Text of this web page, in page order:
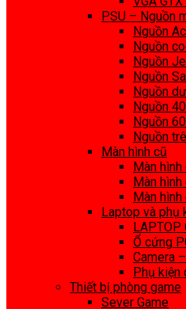
PSU – Nguồn
Nguồn
Nguồn
Nguồn
Nguồn
Nguồn
Nguồn
Nguồn
Nguồn
Màn hình cũ
Màn hình
Màn hình
Màn hình
Laptop và phụ
LAPTOP
Ổ cứng
Camera
Phụ kiện
Thiết bị phòng game
Sever Game